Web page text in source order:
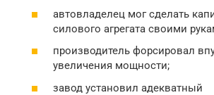
автовладелец мог сделать
силового агрегата своими
производитель форсировал
увеличения мощности;
завод установил адекватный